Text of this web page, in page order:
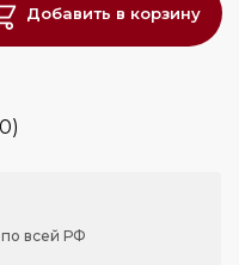
Добавить в корзину
всей РФ